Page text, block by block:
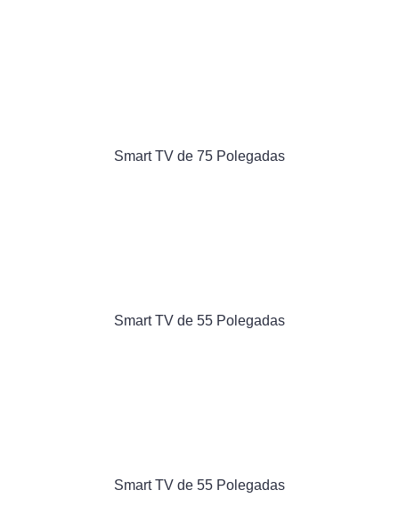
Smart TV de 75 Polegadas
Smart TV de 55 Polegadas
Smart TV de 55 Polegadas